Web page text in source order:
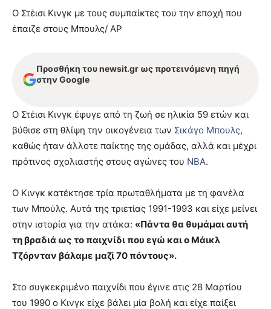
Ο Στέισι Κινγκ με τους συμπαίκτες του την εποχή που
έπαιζε στους Μπουλς/ AP
Προσθήκη του newsit.gr ως προτεινόμενη πηγή
στην Google
Ο Στέισι Κινγκ έφυγε από τη ζωή σε ηλικία 59 ετών και
βύθισε στη θλίψη την οικογένεια των Σικάγο Μπουλς,
καθώς ήταν άλλοτε παίκτης της ομάδας, αλλά και μέχρι
πρότινος σχολιαστής στους αγώνες του NBA.
Ο Κινγκ κατέκτησε τρία πρωταθλήματα με τη φανέλα
των Μπούλς. Αυτά της τριετίας 1991-1993 και είχε μείνει
στην ιστορία για την ατάκα: «Πάντα θα θυμάμαι αυτή
τη βραδιά ως το παιχνίδι που εγώ και ο Μάικλ
Τζόρνταν βάλαμε μαζί 70 πόντους».
Στο συγκεκριμένο παιχνίδι που έγινε στις 28 Μαρτίου
του 1990 ο Κινγκ είχε βάλει μία βολή και είχε παίξει